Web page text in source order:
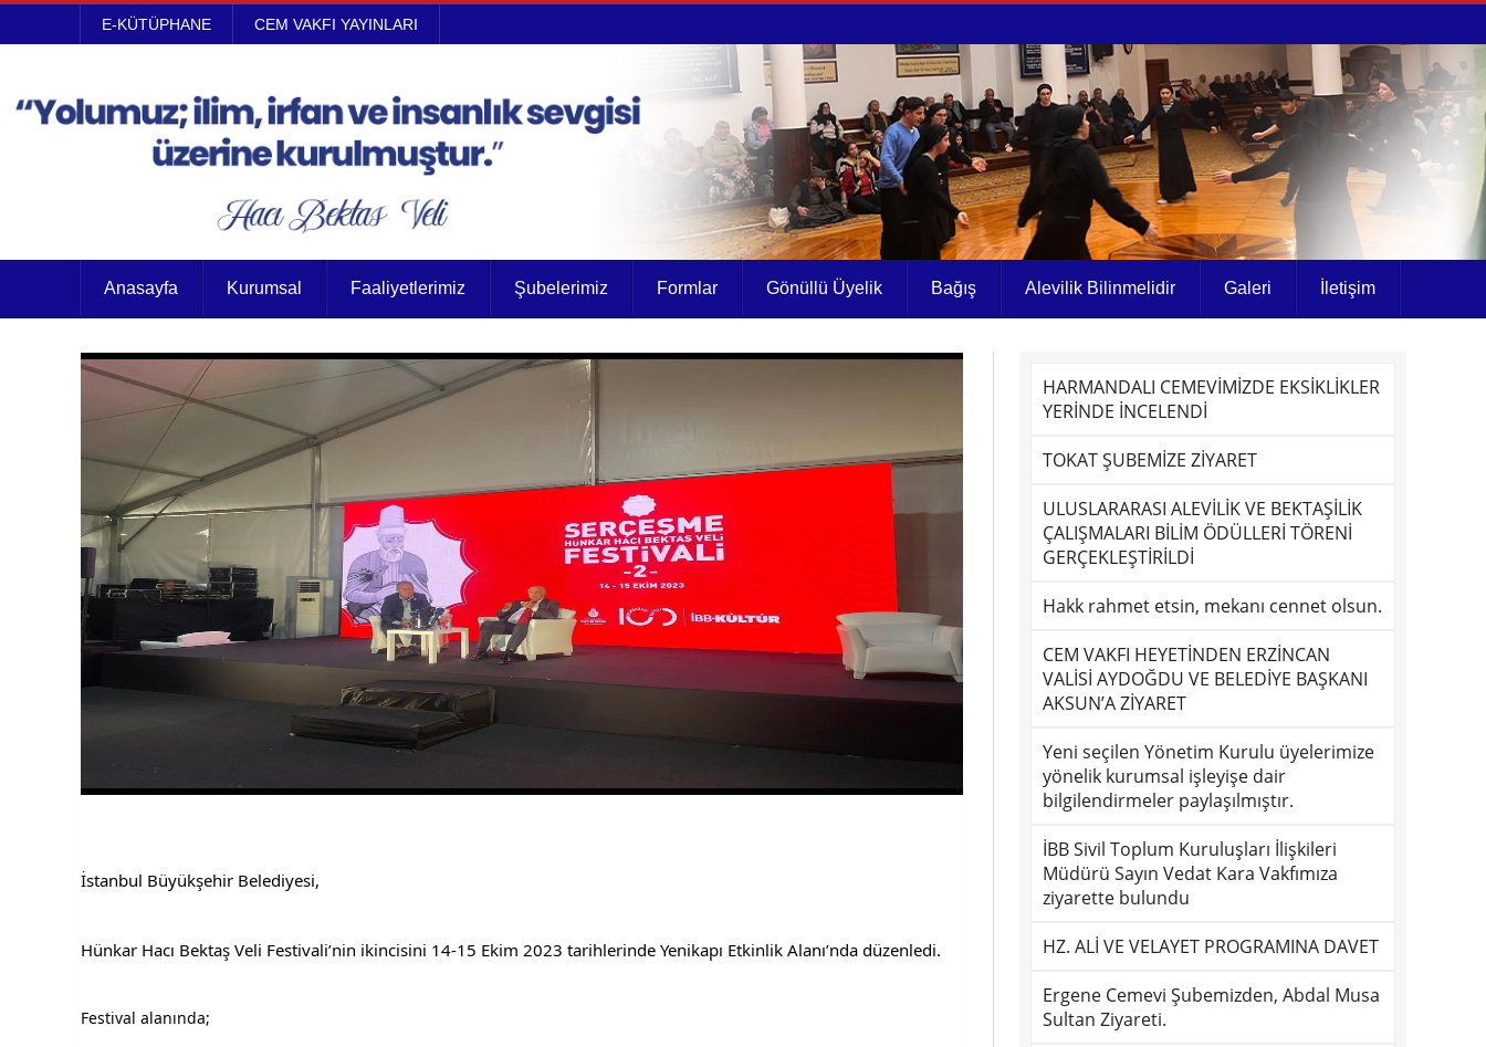
E-KÜTÜPHANE CEM VAKFI YAYINLARI
Anasayfa Kurumsal Faaliyetlerimiz Şubelerimiz Formlar Gönüllü Üyelik Bağış Alevilik Bilinmelidir Galeri İletişim
İstanbul Büyükşehir Belediyesi,
Hünkar Hacı Bektaş Veli Festivali’nin ikincisini 14-15 Ekim 2023 tarihlerinde Yenikapı Etkinlik Alanı’nda düzenledi.
Festival alanında;
HARMANDALI CEMEVİMİZDE EKSİKLİKLER
YERİNDE İNCELENDİ
TOKAT ŞUBEMİZE ZİYARET
ULUSLARARASI ALEVİLİK VE BEKTAŞİLİK
ÇALIŞMALARI BİLİM ÖDÜLLERİ TÖRENİ
GERÇEKLEŞTİRİLDİ
Hakk rahmet etsin, mekanı cennet olsun.
CEM VAKFI HEYETİNDEN ERZİNCAN
VALİSİ AYDOĞDU VE BELEDİYE BAŞKANI
AKSUN’A ZİYARET
Yeni seçilen Yönetim Kurulu üyelerimize
yönelik kurumsal işleyişe dair
bilgilendirmeler paylaşılmıştır.
İBB Sivil Toplum Kuruluşları İlişkileri
Müdürü Sayın Vedat Kara Vakfımıza
ziyarette bulundu
HZ. ALİ VE VELAYET PROGRAMINA DAVET
Ergene Cemevi Şubemizden, Abdal Musa
Sultan Ziyareti.